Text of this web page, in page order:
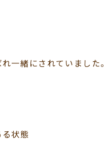
一緒にされていました。
状態